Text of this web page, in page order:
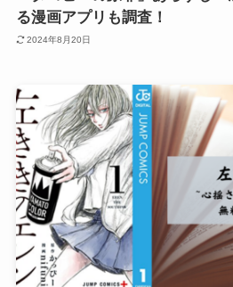
る漫画アプリも調査！
2024年8月20日